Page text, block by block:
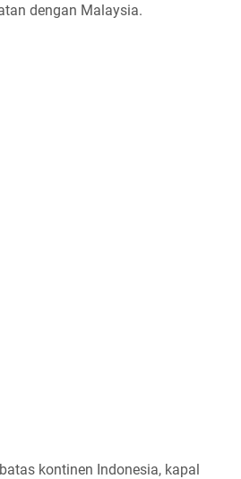
dengan Malaysia.
kontinen Indonesia, kapal